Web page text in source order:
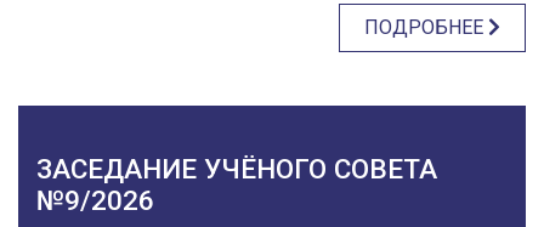
ПОДРОБНЕЕ
ЗАСЕДАНИЕ УЧЁНОГО СОВЕТА
№9/2026